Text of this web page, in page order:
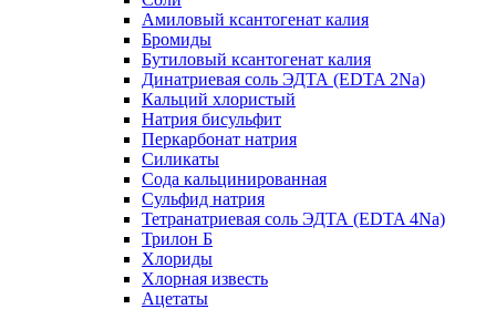
Амиловый ксантогенат калия
Бромиды
Бутиловый ксантогенат калия
Динатриевая соль ЭДТА (EDTA 2Na)
Кальций хлористый
Натрия бисульфит
Перкарбонат натрия
Силикаты
Сода кальцинированная
Сульфид натрия
Тетранатриевая соль ЭДТА (EDTA 4Na)
Трилон Б
Хлориды
Хлорная известь
Ацетаты